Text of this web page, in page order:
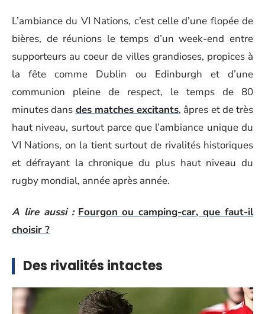
L’ambiance du VI Nations, c’est celle d’une flopée de
bières, de réunions le temps d’un week-end entre
supporteurs au coeur de villes grandioses, propices à
la fête comme Dublin ou Edinburgh et d’une
communion pleine de respect, le temps de 80
minutes dans des matches excitants, âpres et de très
haut niveau, surtout parce que l’ambiance unique du
VI Nations, on la tient surtout de rivalités historiques
et défrayant la chronique du plus haut niveau du
rugby mondial, année après année.
A lire aussi : Fourgon ou camping-car, que faut-il
choisir ?
Des rivalités intactes